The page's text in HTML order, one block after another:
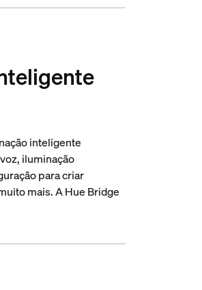
inteligente
iluminação
para criar
mais. A Hue Bridge